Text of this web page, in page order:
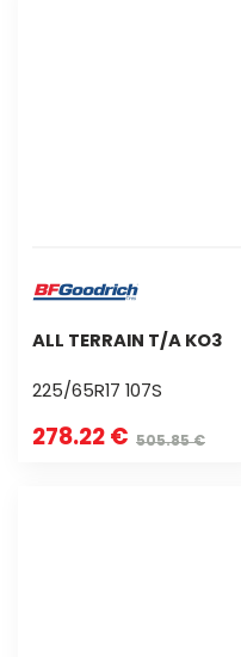
ALL TERRAIN T/A KO3
225/65R17 107S
278.22 € 505.85 €